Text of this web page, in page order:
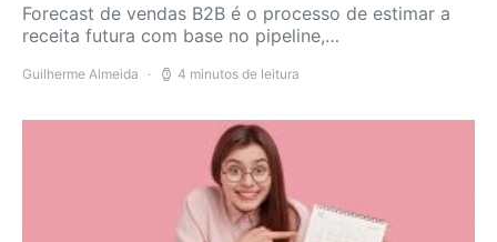
Forecast de vendas B2B é o processo de estimar a
receita futura com base no pipeline,…
Guilherme Almeida 4 minutos de leitura